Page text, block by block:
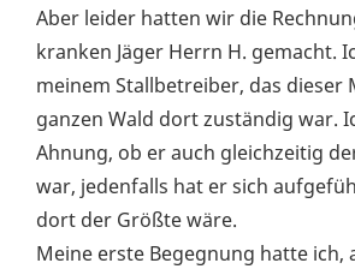
Aber leider hatten wir die
kranken Jäger Herrn H. gemacht.
meinem Stallbetreiber, das dieser
ganzen Wald dort zuständig war.
Ahnung, ob er auch gleichzeitig
war, jedenfalls hat er sich
dort der Größte wäre.
Meine erste Begegnung hatte ich,